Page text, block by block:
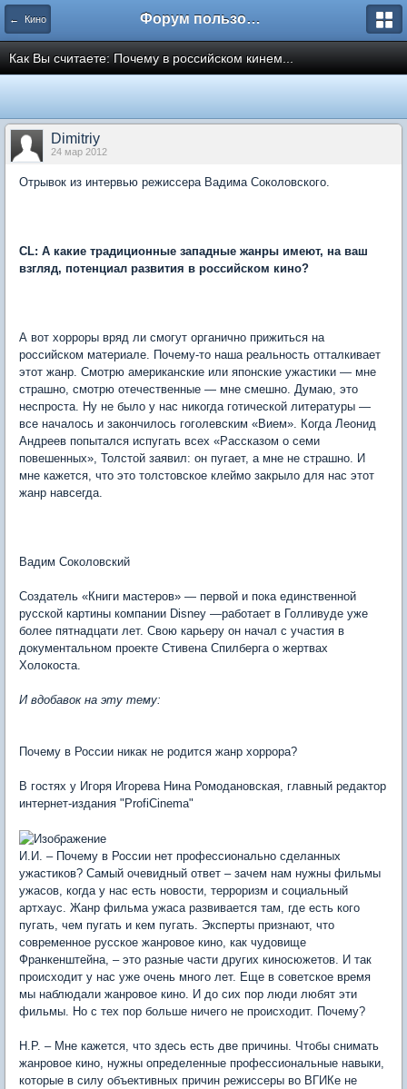
← Кино Форум пользователей ООО "Климовская сеть"
Как Вы считаете: Почему в российском кинем...
Dimitriy
24 мар 2012
Отрывок из интервью режиссера Вадима Соколовского.
CL: А какие традиционные западные жанры имеют, на ваш
взгляд, потенциал развития в российском кино?
А вот хорроры вряд ли смогут органично прижиться на
российском материале. Почему-то наша реальность отталкивает
этот жанр. Смотрю американские или японские ужастики — мне
страшно, смотрю отечественные — мне смешно. Думаю, это
неспроста. Ну не было у нас никогда готической литературы —
все началось и закончилось гоголевским «Вием». Когда Леонид
Андреев попытался испугать всех «Рассказом о семи
повешенных», Толстой заявил: он пугает, а мне не страшно. И
мне кажется, что это толстовское клеймо закрыло для нас этот
жанр навсегда.
Вадим Соколовский
Создатель «Книги мастеров» — первой и пока единственной
русской картины компании Disney —работает в Голливуде уже
более пятнадцати лет. Свою карьеру он начал с участия в
документальном проекте Стивена Спилберга о жертвах
Холокоста.
И вдобавок на эту тему:
Почему в России никак не родится жанр хоррора?
В гостях у Игоря Игорева Нина Ромодановская, главный редактор
интернет-издания "ProfiCinema"
И.И. – Почему в России нет профессионально сделанных
ужастиков? Самый очевидный ответ – зачем нам нужны фильмы
ужасов, когда у нас есть новости, терроризм и социальный
артхаус. Жанр фильма ужаса развивается там, где есть кого
пугать, чем пугать и кем пугать. Эксперты признают, что
современное русское жанровое кино, как чудовище
Франкенштейна, – это разные части других киносюжетов. И так
происходит у нас уже очень много лет. Еще в советское время
мы наблюдали жанровое кино. И до сих пор люди любят эти
фильмы. Но с тех пор больше ничего не происходит. Почему?
Н.Р. – Мне кажется, что здесь есть две причины. Чтобы снимать
жанровое кино, нужны определенные профессиональные навыки,
которые в силу объективных причин режиссеры во ВГИКе не